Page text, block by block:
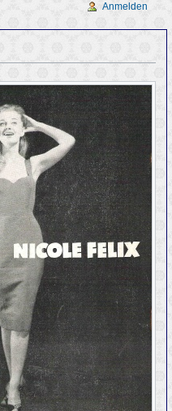
Anmelden